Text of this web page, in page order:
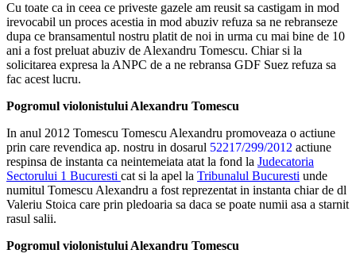
Cu toate ca in ceea ce priveste gazele am reusit sa castigam in mod
irevocabil un proces acestia in mod abuziv refuza sa ne rebranseze
dupa ce bransamentul nostru platit de noi in urma cu mai bine de 10
ani a fost preluat abuziv de Alexandru Tomescu. Chiar si la
solicitarea expresa la ANPC de a ne rebransa GDF Suez refuza sa
fac acest lucru.
Pogromul violonistului Alexandru Tomescu
In anul 2012 Tomescu Tomescu Alexandru promoveaza o actiune
prin care revendica ap. nostru in dosarul 52217/299/2012 actiune
respinsa de instanta ca neintemeiata atat la fond la Judecatoria
Sectorului 1 Bucuresti cat si la apel la Tribunalul Bucuresti unde
numitul Tomescu Alexandru a fost reprezentat in instanta chiar de dl
Valeriu Stoica care prin pledoaria sa daca se poate numii asa a starnit
rasul salii.
Pogromul violonistului Alexandru Tomescu